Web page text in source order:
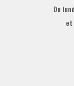
Du
et